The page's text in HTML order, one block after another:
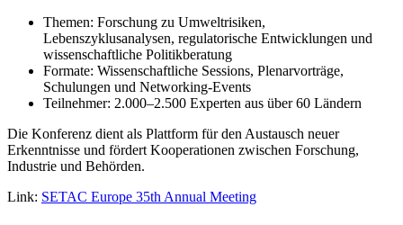
Themen: Forschung zu Umweltrisiken,
Lebenszyklusanalysen, regulatorische Entwicklungen und
wissenschaftliche Politikberatung
Formate: Wissenschaftliche Sessions, Plenarvorträge,
Schulungen und Networking-Events
Teilnehmer: 2.000–2.500 Experten aus über 60 Ländern
Die Konferenz dient als Plattform für den Austausch neuer
Erkenntnisse und fördert Kooperationen zwischen Forschung,
Industrie und Behörden.
Link: SETAC Europe 35th Annual Meeting